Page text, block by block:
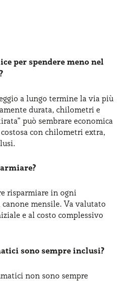
per spendere meno nel
a lungo termine la via più
durata, chilometri e
può sembrare economica
con chilometri extra,
risparmiare in ogni
mensile. Va valutato
e al costo complessivo
sono sempre inclusi?
non sono sempre